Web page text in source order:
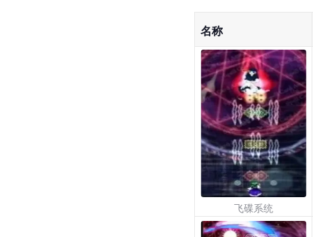
名称
飞碟系统